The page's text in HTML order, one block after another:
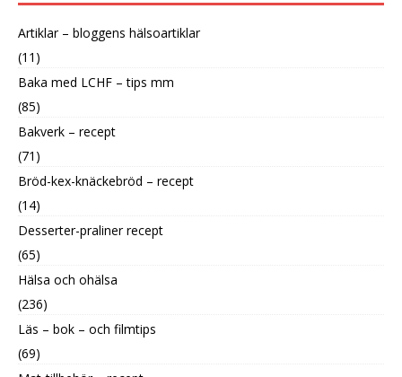
Artiklar – bloggens hälsoartiklar
(11)
Baka med LCHF – tips mm
(85)
Bakverk – recept
(71)
Bröd-kex-knäckebröd – recept
(14)
Desserter-praliner recept
(65)
Hälsa och ohälsa
(236)
Läs – bok – och filmtips
(69)